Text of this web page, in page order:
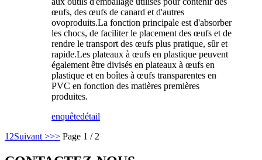
œufs, des œufs de canard et d'autres
ovoproduits.La fonction principale est d'absorber
les chocs, de faciliter le placement des œufs et de
rendre le transport des œufs plus pratique, sûr et
rapide.Les plateaux à œufs en plastique peuvent
également être divisés en plateaux à œufs en
plastique et en boîtes à œufs transparentes en
PVC en fonction des matières premières
produites.
enquêtedétail
1 2Suivant >>> Page 1 / 2